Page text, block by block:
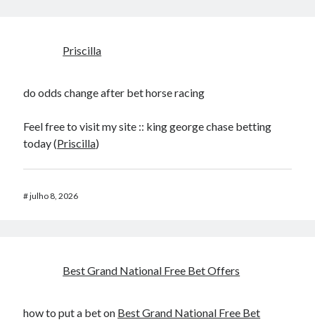
Priscilla
do odds change after bet horse racing​
Feel free to visit my site :: king george chase betting
today​ (Priscilla)
#julho 8, 2026
Best Grand National Free Bet Offers​
how to put a bet on Best Grand National Free Bet